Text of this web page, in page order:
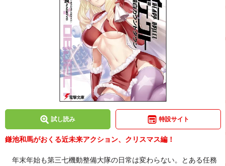
試し読み 特設サイト
鎌池和馬がおくる近未来アクション、クリスマス編！
年末年始も第三七機動整備大隊の日常は変わらない。とある任務